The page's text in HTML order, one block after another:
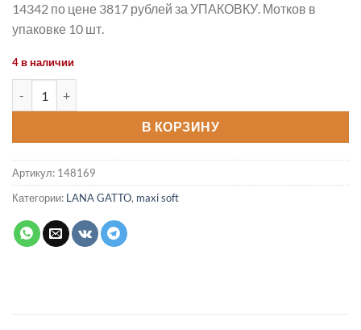
14342 по цене 3817 рублей за УПАКОВКУ. Мотков в
упаковке 10 шт.
4 в наличии
В КОРЗИНУ
Артикул: 148169
Категории: LANA GATTO, maxi soft